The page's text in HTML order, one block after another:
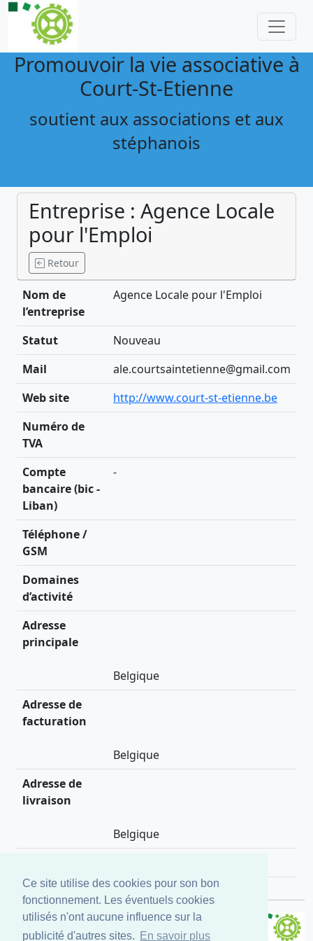
Ce site utilise des cookies pour son bon
fonctionnement. Les éventuels cookies
utilisés n'ont aucune influence sur la
publicité d'autres sites.
En savoir plus
Promouvoir la vie associative à
Court-St-Etienne
soutient aux associations et aux
stéphanois
Entreprise : Agence Locale
pour l'Emploi
Retour
Nom de
l’entreprise
Agence Locale pour l'Emploi
Statut
Nouveau
Mail
ale.courtsaintetienne@gmail.com
Web site
http://www.court-st-etienne.be
Numéro de
TVA
Compte
bancaire (bic -
Liban)
-
Téléphone /
GSM
Domaines
d’activité
Adresse
principale
Belgique
Adresse de
facturation
Belgique
Adresse de
livraison
Belgique